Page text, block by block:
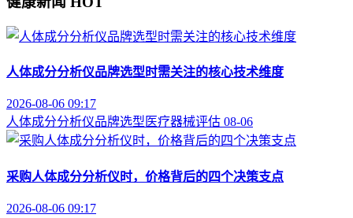
人体成分分析仪品牌选型时需关注的核心技术维度
2026-08-06 09:17
人体成分分析仪品牌选型 医疗器械评估 08-06
采购人体成分分析仪时，价格背后的四个决策支点
2026-08-06 09:17